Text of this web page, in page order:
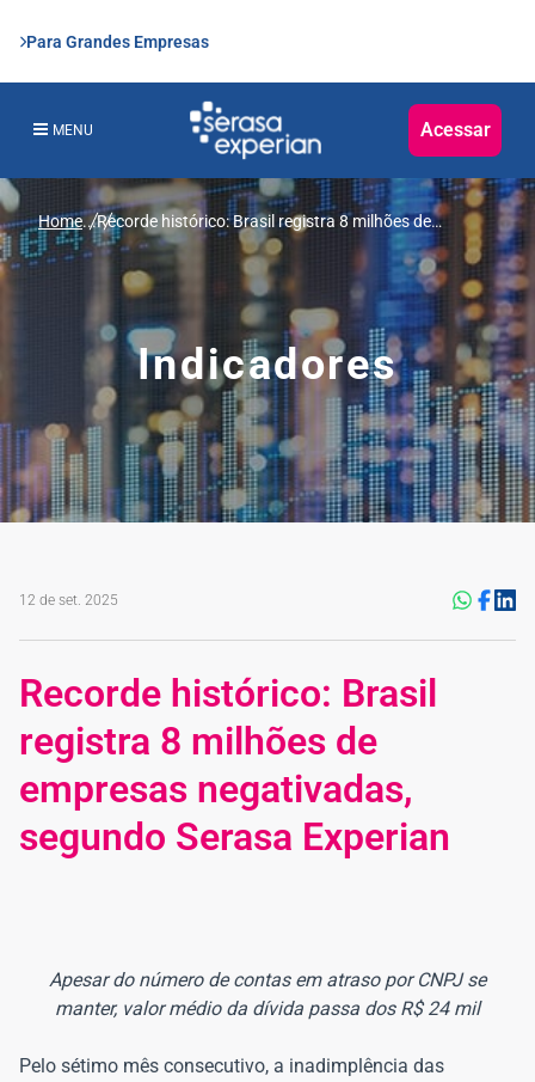
Para Grandes Empresas
MENU Acessar
Home...Recorde histórico: Brasil registra 8 milhões de
empresas negativadas, segundo Serasa Experian
Indicadores
12 de set. 2025
Recorde histórico: Brasil
registra 8 milhões de
empresas negativadas,
segundo Serasa Experian
Apesar do número de contas em atraso por CNPJ se
manter, valor médio da dívida passa dos R$ 24 mil
Pelo sétimo mês consecutivo, a inadimplência das